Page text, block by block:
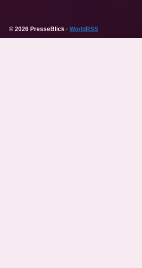
© 2026 PresseBlick · WorldRSS